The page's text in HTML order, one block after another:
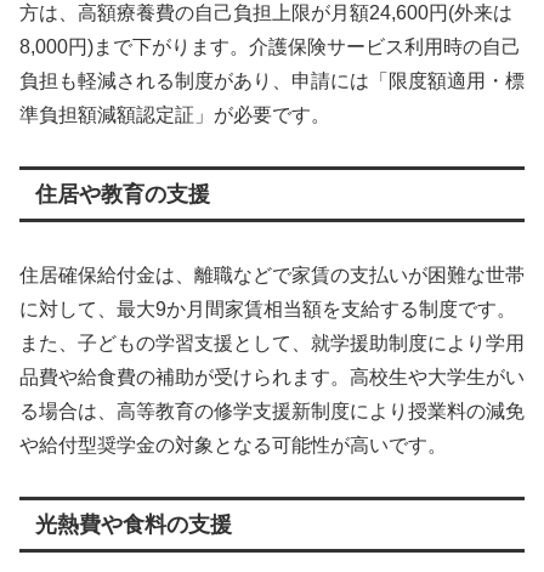
方は、高額療養費の自己負担上限が月額24,600円(外来は
8,000円)まで下がります。介護保険サービス利用時の自己
負担も軽減される制度があり、申請には「限度額適用・標
準負担額減額認定証」が必要です。
住居や教育の支援
住居確保給付金は、離職などで家賃の支払いが困難な世帯
に対して、最大9か月間家賃相当額を支給する制度です。
また、子どもの学習支援として、就学援助制度により学用
品費や給食費の補助が受けられます。高校生や大学生がい
る場合は、高等教育の修学支援新制度により授業料の減免
や給付型奨学金の対象となる可能性が高いです。
光熱費や食料の支援